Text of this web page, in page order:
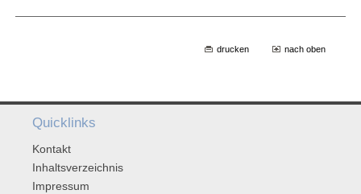
drucken nach oben
Quicklinks
Kontakt
Inhaltsverzeichnis
Impressum